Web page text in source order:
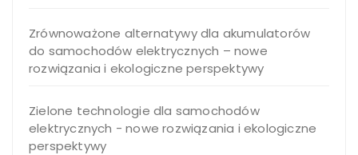
Zrównoważone alternatywy dla akumulatorów
do samochodów elektrycznych – nowe
rozwiązania i ekologiczne perspektywy
Zielone technologie dla samochodów
elektrycznych - nowe rozwiązania i ekologiczne
perspektywy